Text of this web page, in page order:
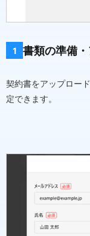
1 書類の準備
契約書をアップロー
定できます。